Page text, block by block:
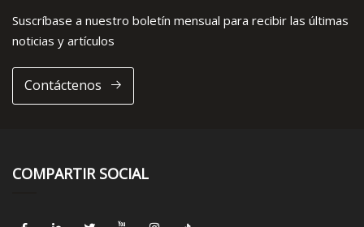
Suscríbase a nuestro boletín mensual para recibir las últimas
noticias y artículos
Contáctenos
COMPARTIR SOCIAL